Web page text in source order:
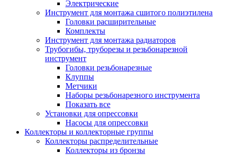
Электрические
Инструмент для монтажа сшитого полиэтилена
Головки расширительные
Комплекты
Инструмент для монтажа радиаторов
Трубогибы, труборезы и резьбонарезной
инструмент
Головки резьбонарезные
Клуппы
Метчики
Наборы резьбонарезного инструмента
Показать все
Установки для опрессовки
Насосы для опрессовки
Коллекторы и коллекторные группы
Коллекторы распределительные
Коллекторы из бронзы